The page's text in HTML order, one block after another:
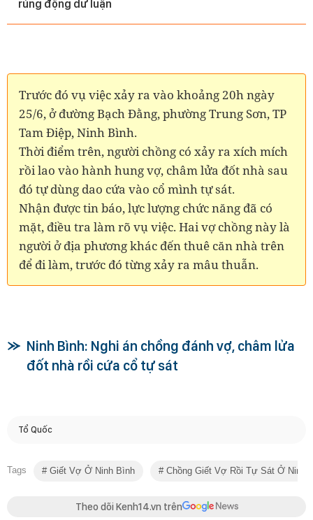
rúng động dư luận
Trước đó vụ việc xảy ra vào khoảng 20h ngày
25/6, ở đường Bạch Đằng, phường Trung Sơn, TP
Tam Điệp, Ninh Bình.
Thời điểm trên, người chồng có xảy ra xích mích
rồi lao vào hành hung vợ, châm lửa đốt nhà sau
đó tự dùng dao cứa vào cổ mình tự sát.
Nhận được tin báo, lực lượng chức năng đã có
mặt, điều tra làm rõ vụ việc. Hai vợ chồng này là
người ở địa phương khác đến thuê căn nhà trên
để đi làm, trước đó từng xảy ra mâu thuẫn.
Ninh Bình: Nghi án chồng đánh vợ, châm lửa
đốt nhà rồi cứa cổ tự sát
Tổ Quốc
Tags Giết Vợ Ở Ninh Bình Chồng Giết Vợ Rồi Tự Sát Ở Ninh
Theo dõi Kenh14.vn trên